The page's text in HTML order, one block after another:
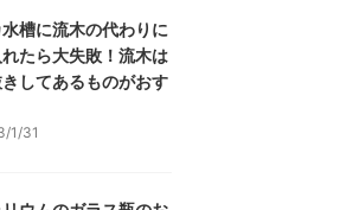
水槽に流木の代わりに
たら大失敗！流木は
してあるものがおす
1/31